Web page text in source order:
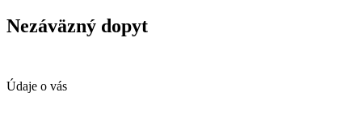
Nezáväzný dopyt
Údaje o vás